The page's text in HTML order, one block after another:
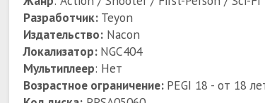
Разработчик: Teyon
Издательство: Nacon
Локализатор: NGC404
Мультиплеер: Нет
Возрастное ограничение: PEGI 18 - от 18